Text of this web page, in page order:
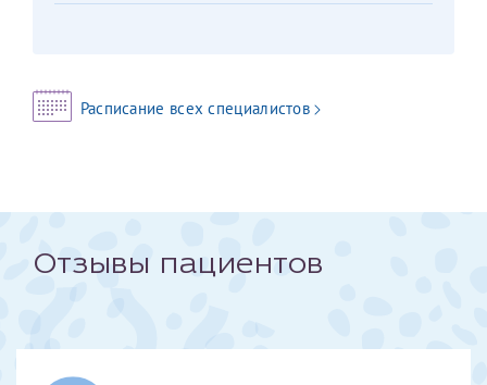
Расписание всех специалистов
Отзывы пациентов
ИНН Налогоплательщика*
За год/годы